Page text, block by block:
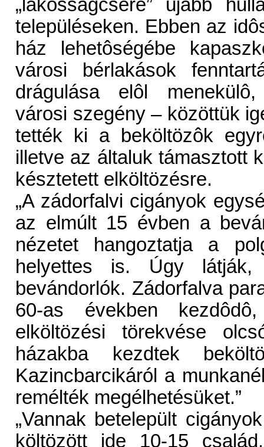
„lakosságcsere” újabb
településeken. Ebben az
ház lehetôségébe
városi bérlakások
drágulása elôl menekülô,
városi szegény – közöttük
tették ki a beköltözôk
illetve az általuk támasztott
késztetett elköltözésre.
„A zádorfalvi cigányok
az elmúlt 15 évben a
nézetet hangoztatja a
helyettes is. Úgy
bevándorlók. Zádorfalva
60-as években
elköltözési törekvése
házakba kezdtek
Kazincbarcikáról a
remélték megélhetésüket.”
„Vannak betelepült
költözött ide 10-15